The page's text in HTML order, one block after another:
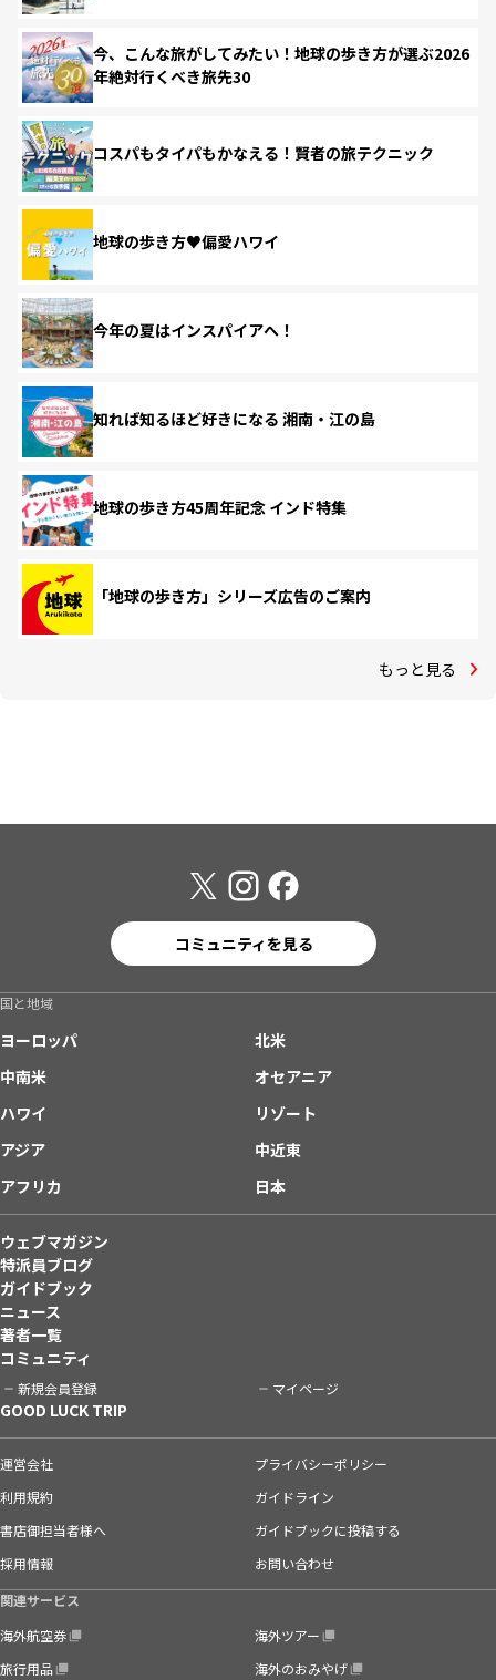
今、こんな旅がしてみたい！地球の歩き方が選ぶ2026
年絶対行くべき旅先30
コスパもタイパもかなえる！賢者の旅テクニック
地球の歩き方♥偏愛ハワイ
今年の夏はインスパイアへ！
知れば知るほど好きになる 湘南・江の島
地球の歩き方45周年記念 インド特集
「地球の歩き方」シリーズ広告のご案内
もっと見る
コミュニティを見る
国と地域
ヨーロッパ
北米
中南米
オセアニア
ハワイ
リゾート
アジア
中近東
アフリカ
日本
ウェブマガジン
特派員ブログ
ガイドブック
ニュース
著者一覧
コミュニティ
新規会員登録 マイページ
GOOD LUCK TRIP
運営会社
プライバシーポリシー
利用規約
ガイドライン
書店御担当者様へ
ガイドブックに投稿する
採用情報
お問い合わせ
関連サービス
海外航空券
海外ツアー
旅行用品
海外のおみやげ